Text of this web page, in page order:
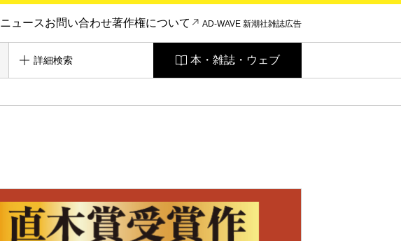
ニュースお問い合わせ著作権について AD-WAVE 新潮社雑誌広告
詳細検索 本・雑誌・ウェブ